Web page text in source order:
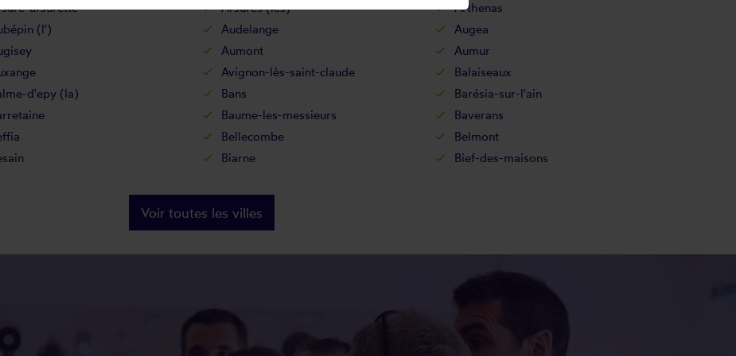
arsurette Arsures (les)
Arthenas
(l') Audelange
Augea
Aumont
Aumur
Avignon-lès-saint-claude
Balaiseaux
d'epy (la) Bans
Barésia-sur-l'ain
Baume-les-messieurs
Baverans
Bellecombe
Belmont
Biarne Bief-des-maisons
Voir toutes les villes